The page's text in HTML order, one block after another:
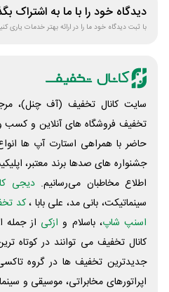
دیدگاه خود را با ما به اشتراک
با ثبت دیدگاه خود ما را در ارائه بهتر خدمات یاری
سایت کانال تخفیف (آف چنل)،
تخفیف فروشگاه های آنلاین و کسب
حاضر با همراهی استارت آپ ها
جشنواره های صدها برند معتبر،
اطلاع مخاطبان می‌رسانیم. دیجی
سینماتیکت، بانی مد، علی‌ بابا ،کد
اسنپ شاپ، باسلام و ازکی از
کانال تخفیف می توانند در کوتاه
جدیدترین تخفیف ها در گروه
اپراتورهای مخابراتی، موسیقی و